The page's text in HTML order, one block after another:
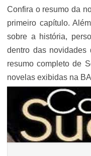
Confira o resumo da
primeiro capítulo.
sobre a história,
dentro das novidades
resumo completo de
novelas exibidas na